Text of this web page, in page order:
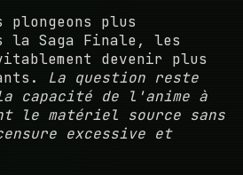
plongeons plus
la Saga Finale, les
devenir plus
La question reste
capacité de l'anime à
le matériel source sans
excessive et